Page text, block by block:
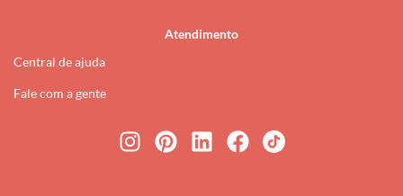
Atendimento
Central de ajuda
Fale com a gente